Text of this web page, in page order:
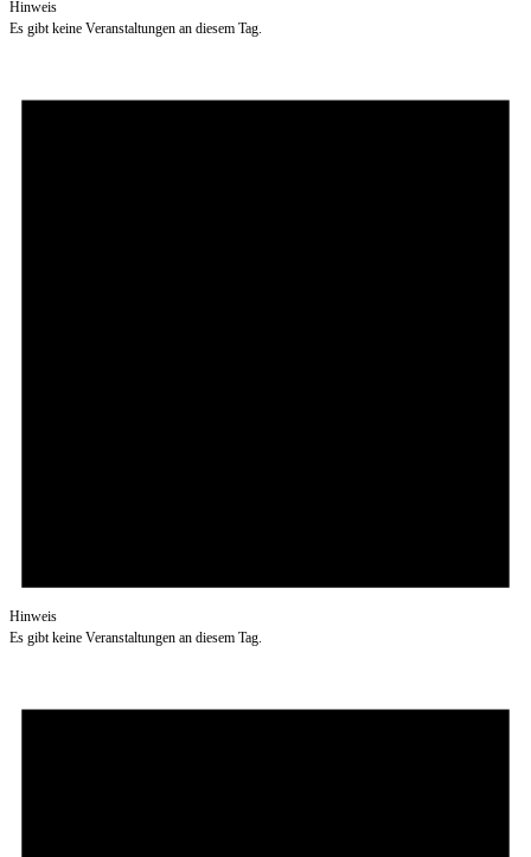
Hinweis
Es gibt keine Veranstaltungen an diesem Tag.
Hinweis
Es gibt keine Veranstaltungen an diesem Tag.